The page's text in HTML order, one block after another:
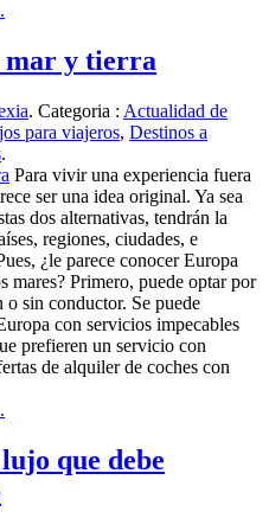
mar y tierra
. Categoria : Actualidad de
para viajeros, Destinos a
.
Para vivir una experiencia fuera
ser una idea original. Ya sea
dos alternativas, tendrán la
regiones, ciudades, e
¿le parece conocer Europa
mares? Primero, puede optar por
sin conductor. Se puede
con servicios impecables
prefieren un servicio con
de alquiler de coches con
que debe